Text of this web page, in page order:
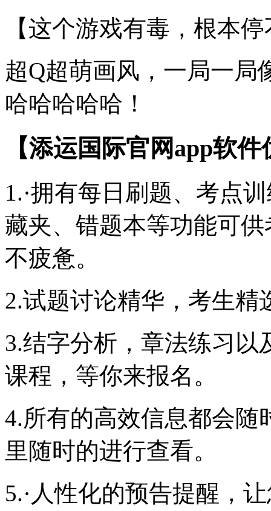
【这个游戏有毒，根本
超Q超萌画风，一局一局
哈哈哈哈哈！
【添运国际官网app软
1.·拥有每日刷题、考点
藏夹、错题本等功能可
不疲惫。
2.试题讨论精华，考生精
3.结字分析，章法练习
课程，等你来报名。
4.所有的高效信息都会随
里随时的进行查看。
5.·人性化的预告提醒，